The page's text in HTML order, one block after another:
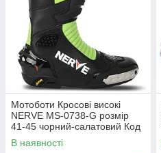
Мотоботи Кросові високі
NERVE MS-0738-G розмір
41-45 чорний-салатовий Код
MS-0738-G
В наявності